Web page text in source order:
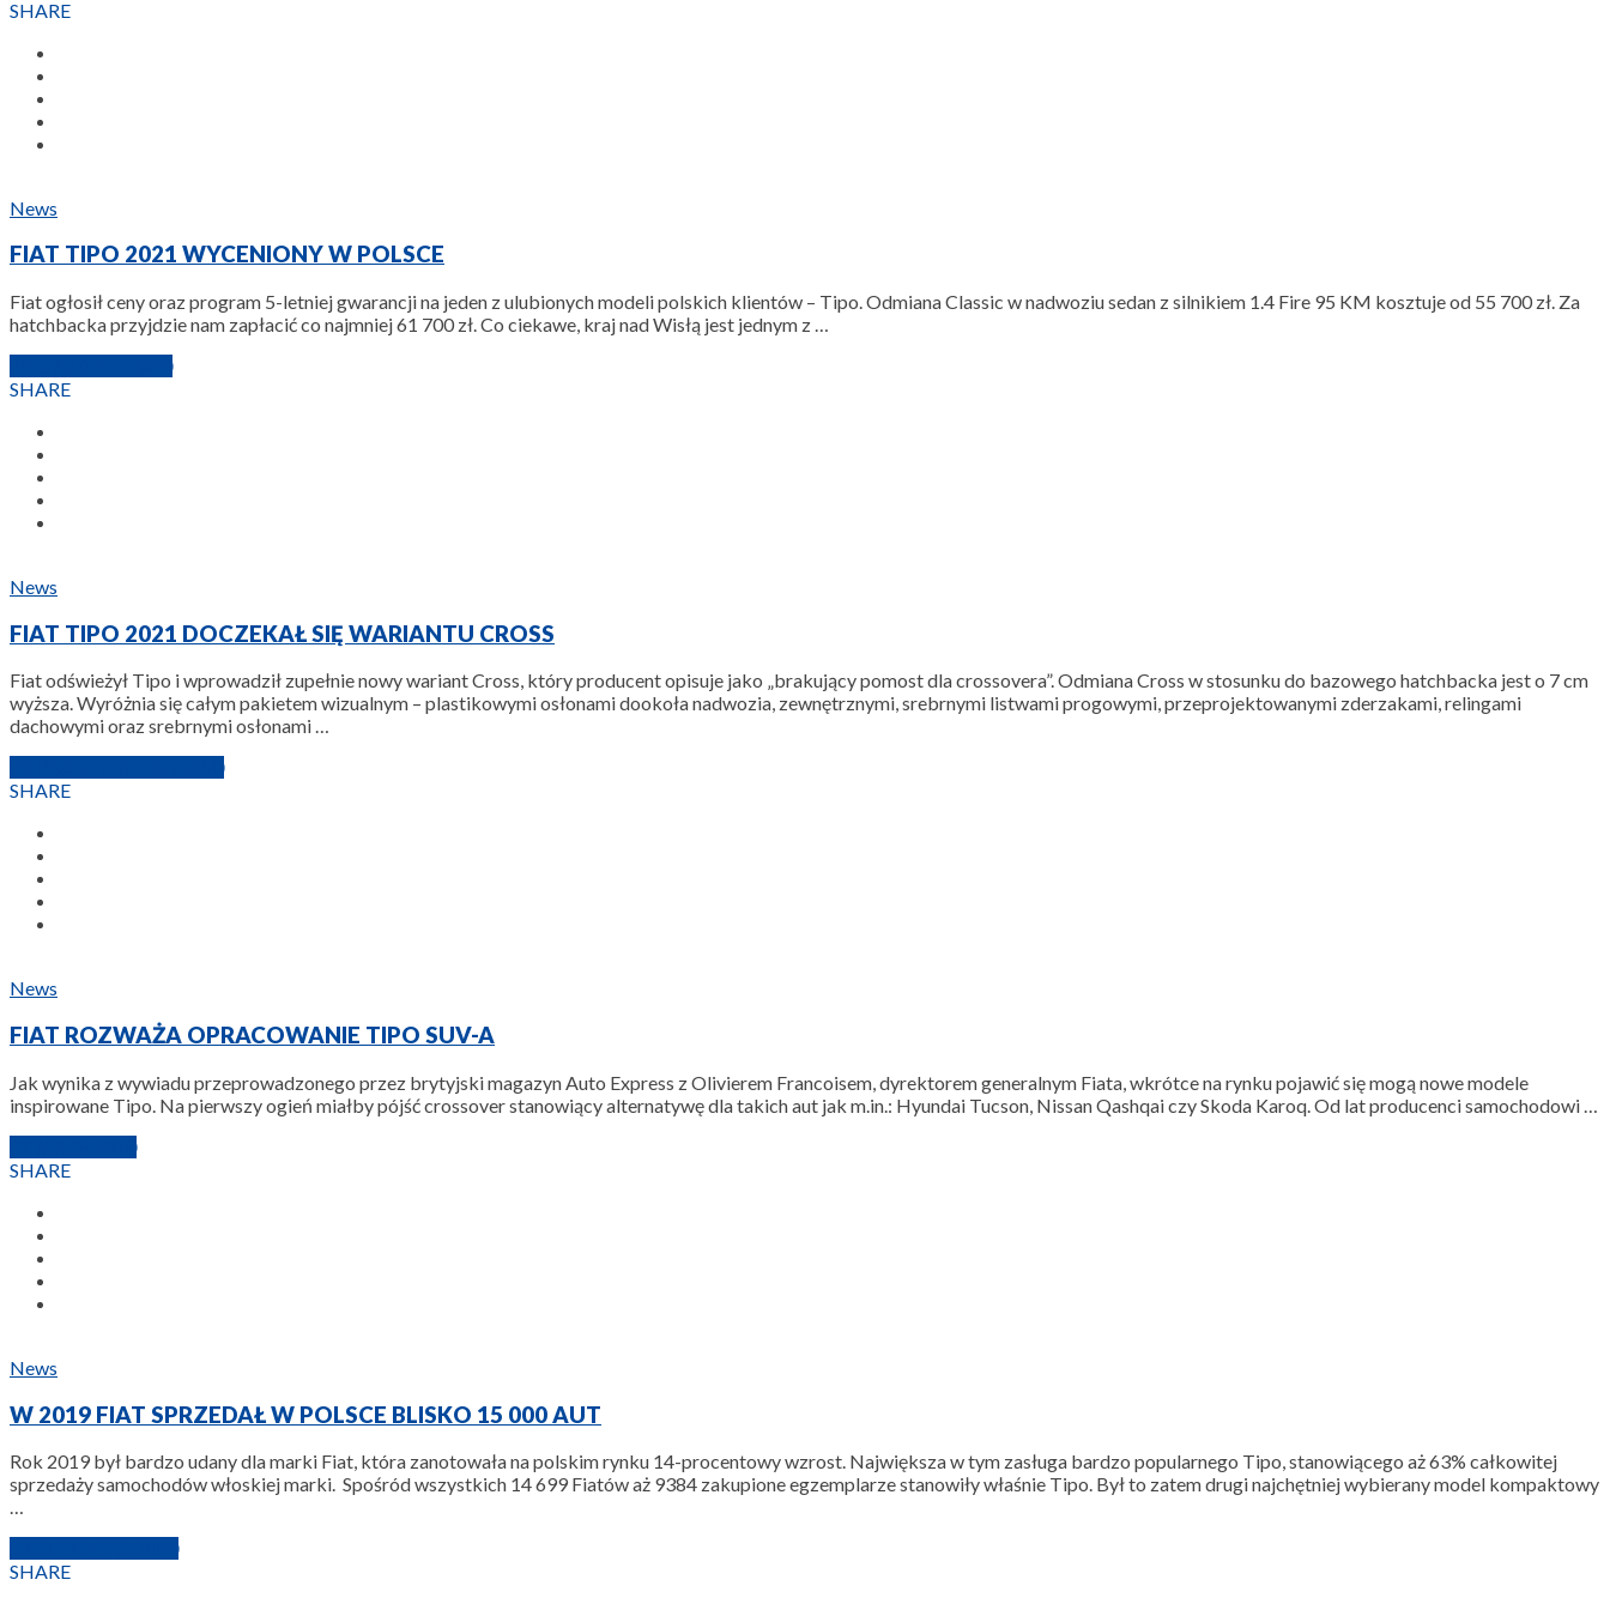
SHARE
News
FIAT TIPO 2021 WYCENIONY W POLSCE
Fiat ogłosił ceny oraz program 5-letniej gwarancji na jeden z ulubionych modeli polskich klientów – Tipo. Odmiana Classic w nadwoziu sedan z silnikiem 1.4 Fire 95 KM kosztuje od 55 700 zł. Za
hatchbacka przyjdzie nam zapłacić co najmniej 61 700 zł. Co ciekawe, kraj nad Wisłą jest jednym z …
SHARE
News
FIAT TIPO 2021 DOCZEKAŁ SIĘ WARIANTU CROSS
Fiat odświeżył Tipo i wprowadził zupełnie nowy wariant Cross, który producent opisuje jako „brakujący pomost dla crossovera”. Odmiana Cross w stosunku do bazowego hatchbacka jest o 7 cm
wyższa. Wyróżnia się całym pakietem wizualnym – plastikowymi osłonami dookoła nadwozia, zewnętrznymi, srebrnymi listwami progowymi, przeprojektowanymi zderzakami, relingami
dachowymi oraz srebrnymi osłonami …
SHARE
News
FIAT ROZWAŻA OPRACOWANIE TIPO SUV-A
Jak wynika z wywiadu przeprowadzonego przez brytyjski magazyn Auto Express z Olivierem Francoisem, dyrektorem generalnym Fiata, wkrótce na rynku pojawić się mogą nowe modele
inspirowane Tipo. Na pierwszy ogień miałby pójść crossover stanowiący alternatywę dla takich aut jak m.in.: Hyundai Tucson, Nissan Qashqai czy Skoda Karoq. Od lat producenci samochodowi …
SHARE
News
W 2019 FIAT SPRZEDAŁ W POLSCE BLISKO 15 000 AUT
Rok 2019 był bardzo udany dla marki Fiat, która zanotowała na polskim rynku 14-procentowy wzrost. Największa w tym zasługa bardzo popularnego Tipo, stanowiącego aż 63% całkowitej
sprzedaży samochodów włoskiej marki. Spośród wszystkich 14 699 Fiatów aż 9384 zakupione egzemplarze stanowiły właśnie Tipo. Był to zatem drugi najchętniej wybierany model kompaktowy
…
SHARE